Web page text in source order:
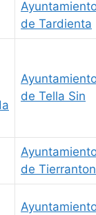
de Tardienta
de Tella Sin
de